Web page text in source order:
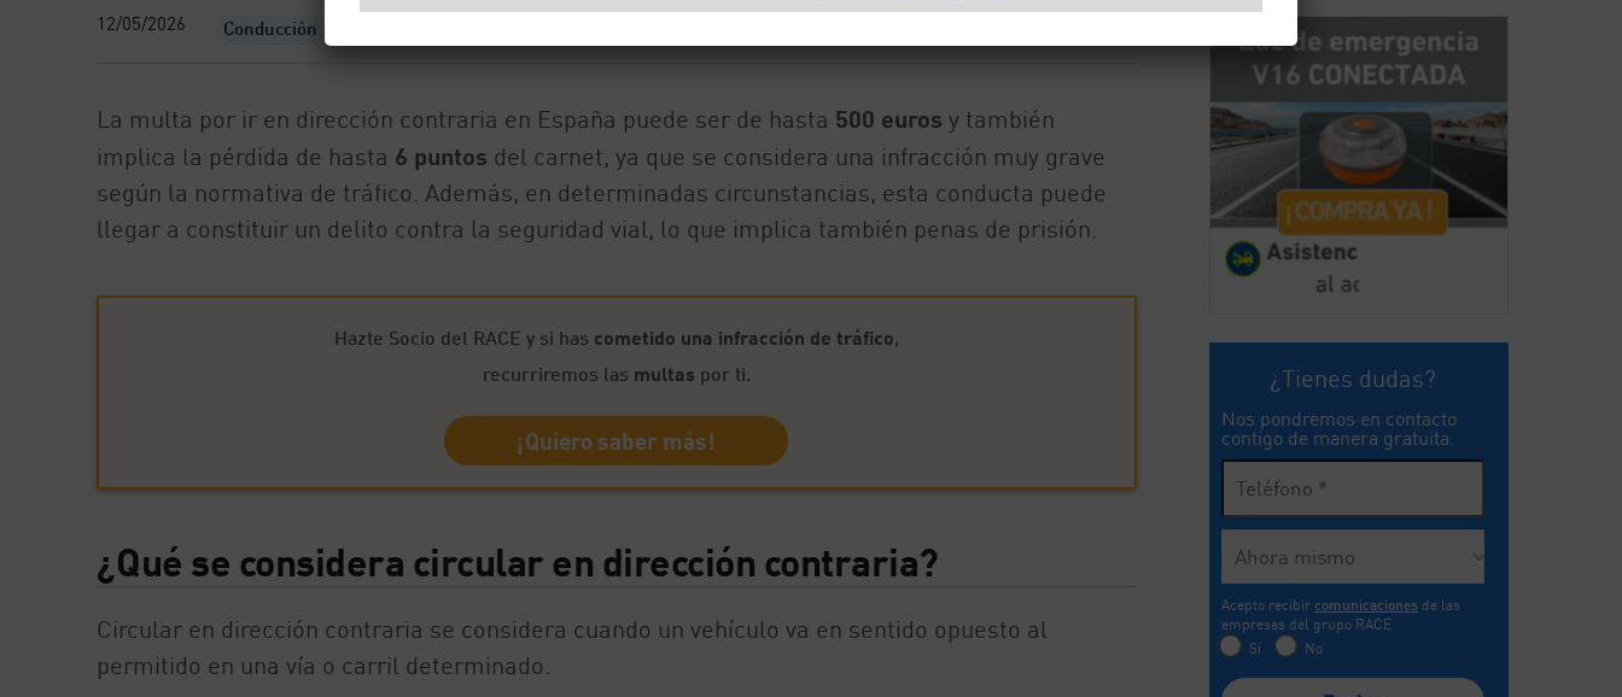
12/05/2026 Conducción
La multa por ir en dirección contraria en España puede ser de hasta 500 euros y también
implica la pérdida de hasta 6 puntos del carnet, ya que se considera una infracción muy grave
según la normativa de tráfico. Además, en determinadas circunstancias, esta conducta puede
llegar a constituir un delito contra la seguridad vial, lo que implica también penas de prisión.
Hazte Socio del RACE y si has cometido una infracción de tráfico,
recurriremos las multas por ti.
¡Quiero saber más!
¿Qué se considera circular en dirección contraria?
Circular en dirección contraria se considera cuando un vehículo va en sentido opuesto al
permitido en una vía o carril determinado.
¿Tienes dudas?
Nos pondremos en contacto
contigo de manera gratuita.
Acepto recibir comunicaciones de las
empresas del grupo RACE
Sí
No